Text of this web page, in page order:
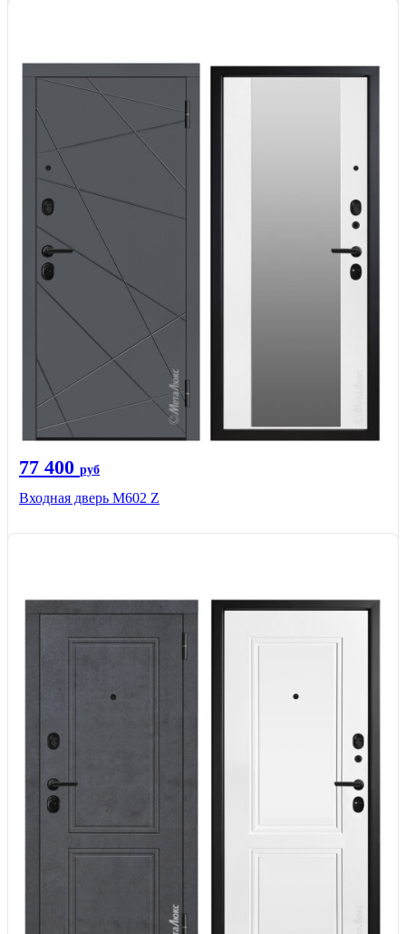
77 400 руб
Входная дверь М602 Z